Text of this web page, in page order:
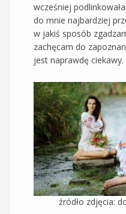
wcześniej
do mnie najbardziej
w jakiś sposób
zachęcam do
jest naprawdę ciekawy.
źródło zdjęcia: